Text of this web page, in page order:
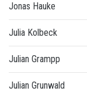
Jonas Hauke
Julia Kolbeck
Julian Grampp
Julian Grunwald